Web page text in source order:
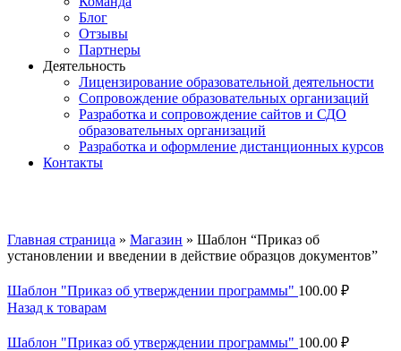
Блог
Отзывы
Партнеры
Деятельность
Лицензирование образовательной деятельности
Сопровождение образовательных организаций
Разработка и сопровождение сайтов и СДО
образовательных организаций
Разработка и оформление дистанционных курсов
Контакты
Главная страница » Магазин » Шаблон “Приказ об
установлении и введении в действие образцов документов”
Шаблон "Приказ об утверждении программы" 100.00 ₽
Назад к товарам
Шаблон "Приказ об утверждении программы" 100.00 ₽